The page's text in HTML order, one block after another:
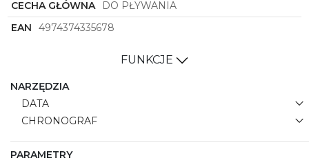
nowoczesnego designu, precyzyjnych funkcji i
solidnego wykonania, ten zegarek z pewnością
indywidualny styl i charakter.
CECHA GŁÓWNA
DO PŁYWANIA
EAN
4974374335678
FUNKCJE
NARZĘDZIA
DATA
CHRONOGRAF
PARAMETRY